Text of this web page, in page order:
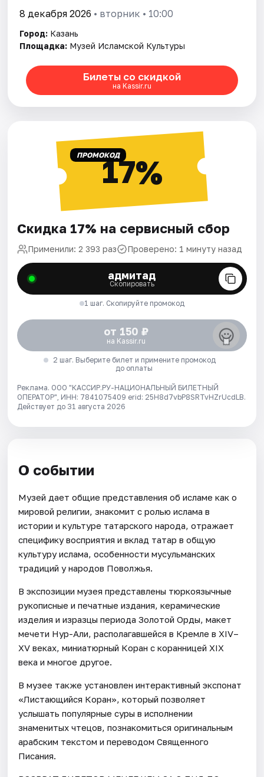
8 декабря 2026 • вторник • 10:00
Город: Казань
Площадка: Музей Исламской Культуры
Билеты со скидкой
на Kassir.ru
ПРОМОКОД17%
Скидка 17% на сервисный сбор
Применили: 2 393 раз Проверено: 1 минуту назад
адмитад
Скопировать
1 шаг. Скопируйте промокод
от 150 ₽
на Kassir.ru
2 шаг. Выберите билет и примените промокод
до оплаты
Реклама. ООО "КАССИР.РУ-НАЦИОНАЛЬНЫЙ БИЛЕТНЫЙ
ОПЕРАТОР", ИНН: 7841075409 erid: 25H8d7vbP8SRTvHZrUcdLB.
Действует до 31 августа 2026
О событии
Музей дает общие представления об исламе как о
мировой религии, знакомит с ролью ислама в
истории и культуре татарского народа, отражает
специфику восприятия и вклад татар в общую
культуру ислама, особенности мусульманских
традиций у народов Поволжья.
В экспозиции музея представлены тюркоязычные
рукописные и печатные издания, керамические
изделия и изразцы периода Золотой Орды, макет
мечети Нур-Али, располагавшейся в Кремле в XIV–
XV веках, миниатюрный Коран с коранницей XIX
века и многое другое.
В музее также установлен интерактивный экспонат
«Листающийся Коран», который позволяет
услышать популярные суры в исполнении
знаменитых чтецов, познакомиться оригинальным
арабским текстом и переводом Священного
Писания.